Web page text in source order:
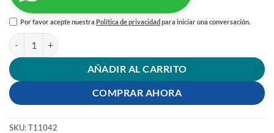
Por favor acepte nuestraPolítica de privacidad para iniciar una conversación.
EMPAQUETADURA MOTOR CHERY TIGGO 2.0 cantidad
AÑADIR AL CARRITO
COMPRAR AHORA
SKU:T11042